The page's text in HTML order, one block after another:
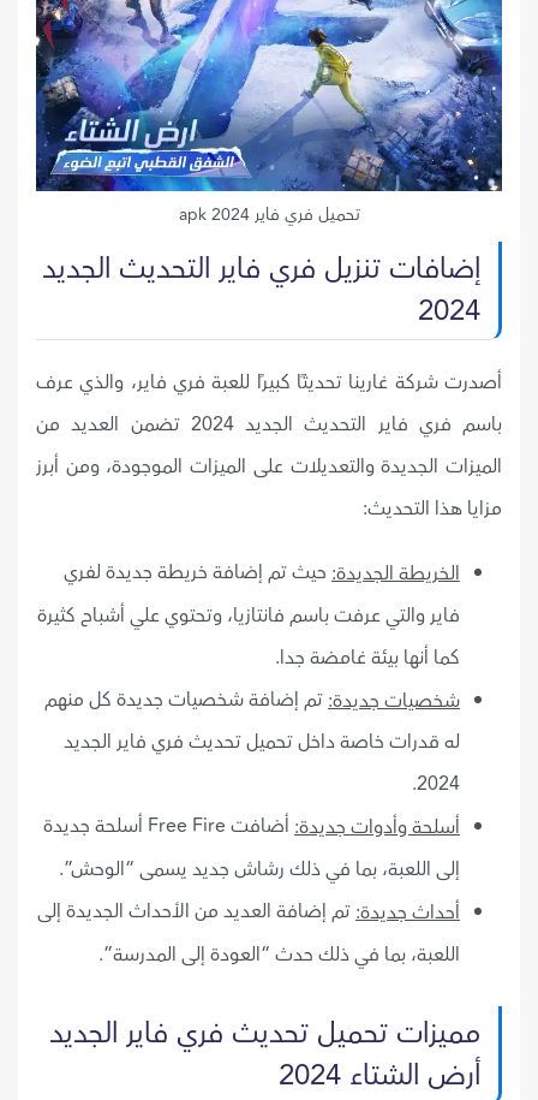
تحميل فري فاير 2024 apk
إضافات تنزيل فري فاير التحديث الجديد
2024
أصدرت شركة غارينا تحديثًا كبيرًا للعبة فري فاير، والذي عرف
باسم فري فاير التحديث الجديد 2024 تضمن العديد من
الميزات الجديدة والتعديلات على الميزات الموجودة، ومن أبرز
مزايا هذا التحديث:
الخريطة الجديدة: حيث تم إضافة خريطة جديدة لفري
فاير والتي عرفت باسم فانتازيا، وتحتوي علي أشباح كثيرة
كما أنها بيئة غامضة جدا.
شخصيات جديدة: تم إضافة شخصيات جديدة كل منهم
له قدرات خاصة داخل تحميل تحديث فري فاير الجديد
2024.
أسلحة وأدوات جديدة:
أضافت Free Fire أسلحة جديدة
إلى اللعبة، بما في ذلك رشاش جديد يسمى “الوحش”.
أحداث جديدة: تم إضافة العديد من الأحداث الجديدة إلى
اللعبة، بما في ذلك حدث “العودة إلى المدرسة”.
مميزات تحميل تحديث فري فاير الجديد
أرض الشتاء 2024